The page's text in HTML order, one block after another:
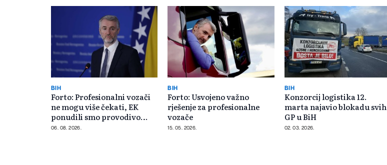
BIH
Forto: Profesionalni vozači
ne mogu više čekati, EK
ponudili smo provodivo
rješenje
06. 08. 2026.
BIH
Forto: Usvojeno važno
rješenje za profesionalne
vozače
15. 05. 2026.
BIH
Konzorcij logistika 12.
marta najavio blokadu svih
GP u BiH
02. 03. 2026.